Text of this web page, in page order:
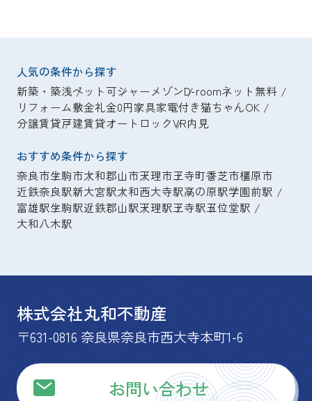
人気の条件から探す
新築・築浅ペット可シャーメゾンD-roomネット無料
リフォーム敷金礼金0円家具家電付き猫ちゃんOK
分譲賃貸戸建賃貸オートロックVR内見
おすすめ条件から探す
奈良市生駒市大和郡山市天理市王寺町香芝市橿原市
近鉄奈良駅新大宮駅大和西大寺駅高の原駅学園前駅
富雄駅生駒駅近鉄郡山駅天理駅王寺駅五位堂駅
大和八木駅
株式会社丸和不動産
〒631-0816 奈良県奈良市西大寺本町1-6
お問い合わせ